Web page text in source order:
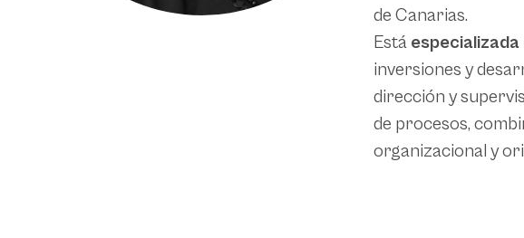
de Canarias.
Está
inversiones y
dirección y
de procesos,
organizacional y